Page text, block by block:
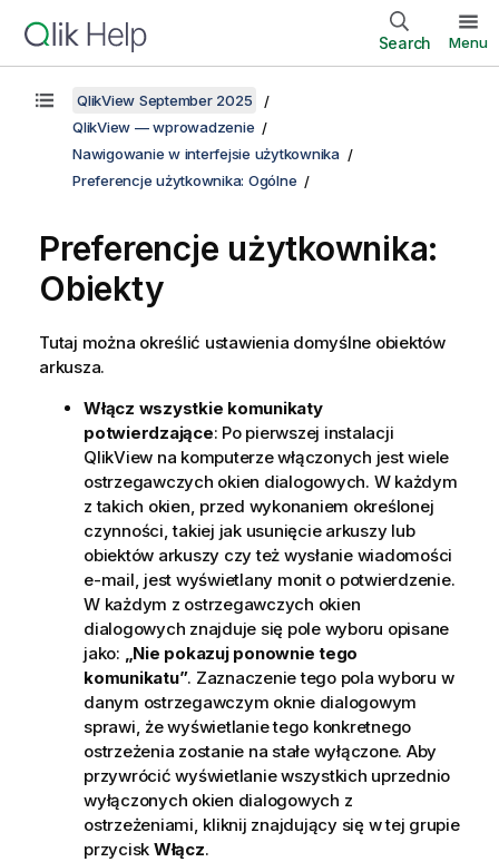
Search Menu
QlikView September 2025
QlikView — wprowadzenie
Nawigowanie w interfejsie użytkownika
Preferencje użytkownika: Ogólne
Preferencje użytkownika:
Obiekty
Tutaj można określić ustawienia domyślne obiektów
arkusza.
Włącz wszystkie komunikaty
potwierdzające: Po pierwszej instalacji
QlikView na komputerze włączonych jest wiele
ostrzegawczych okien dialogowych. W każdym
z takich okien, przed wykonaniem określonej
czynności, takiej jak usunięcie arkuszy lub
obiektów arkuszy czy też wysłanie wiadomości
e-mail, jest wyświetlany monit o potwierdzenie.
W każdym z ostrzegawczych okien
dialogowych znajduje się pole wyboru opisane
jako: „Nie pokazuj ponownie tego
komunikatu”. Zaznaczenie tego pola wyboru w
danym ostrzegawczym oknie dialogowym
sprawi, że wyświetlanie tego konkretnego
ostrzeżenia zostanie na stałe wyłączone. Aby
przywrócić wyświetlanie wszystkich uprzednio
wyłączonych okien dialogowych z
ostrzeżeniami, kliknij znajdujący się w tej grupie
przycisk Włącz.